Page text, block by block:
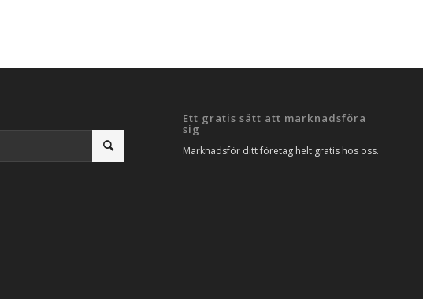
Ett gratis sätt att marknadsföra
sig
Marknadsför ditt företag helt gratis hos oss.